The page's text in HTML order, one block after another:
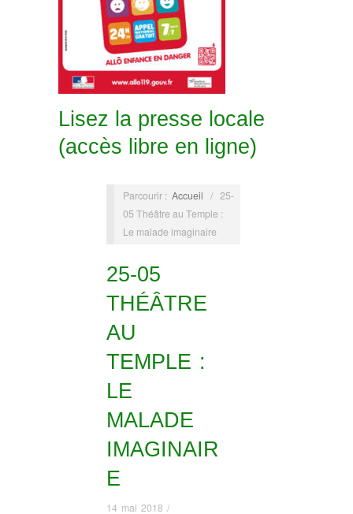
Lisez la presse locale
(accès libre en ligne)
Parcourir : Accueil / 25-
05 Théâtre au Temple :
Le malade imaginaire
25-05
THÉÂTRE
AU
TEMPLE :
LE
MALADE
IMAGINAIR
E
14 mai 2018 /